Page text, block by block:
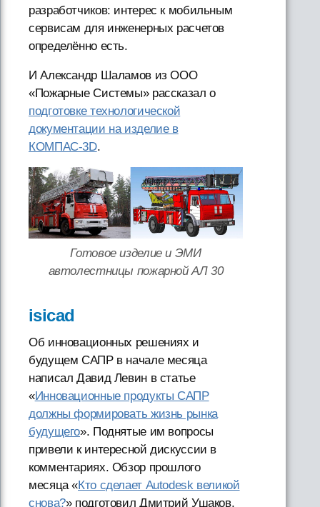
разработчиков: интерес к мобильным
сервисам для инженерных расчетов
определённо есть.
И Александр Шаламов из ООО
«Пожарные Системы» рассказал о
подготовке технологической
документации на изделие в
КОМПАС-3D.
Готовое изделие и ЭМИ
автолестницы пожарной АЛ 30
isicad
Об инновационных решениях и
будущем САПР в начале месяца
написал Давид Левин в статье
«Инновационные продукты САПР
должны формировать жизнь рынка
будущего». Поднятые им вопросы
привели к интересной дискуссии в
комментариях. Обзор прошлого
месяца «Кто сделает Autodesk великой
снова?» подготовил Дмитрий Ушаков.